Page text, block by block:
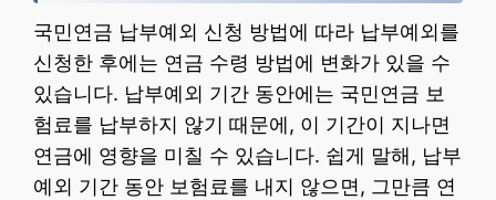
국민연금 납부예외 신청 방법에 따라 납부예외를
신청한 후에는 연금 수령 방법에 변화가 있을 수
있습니다. 납부예외 기간 동안에는 국민연금 보
험료를 납부하지 않기 때문에, 이 기간이 지나면
연금에 영향을 미칠 수 있습니다. 쉽게 말해, 납부
예외 기간 동안 보험료를 내지 않으면, 그만큼 연